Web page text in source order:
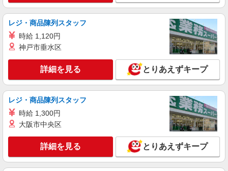
アルバイト・パート：時給1,150円〜1,200円
愛知県名古屋市中区栄3-29-1 名古屋パルコ
キープ 詳細を見る
アルバイト パート
炭火焼干物定食 しんぱち食堂 名古屋プリンセス通り店
時給1200円〜 ※研修30時間有（同時給）
・名古屋プリンセス通り店 （愛知県名古屋市
中区栄 3-12-10 御田ビル1F／「栄」駅徒歩7分）
キープ 詳細を見る
レジ・商品陳列スタッフ
時給 1,120円
神戸市垂水区
詳細を見る とりあえずキープ
レジ・商品陳列スタッフ
時給 1,300円
大阪市中央区
詳細を見る とりあえずキープ